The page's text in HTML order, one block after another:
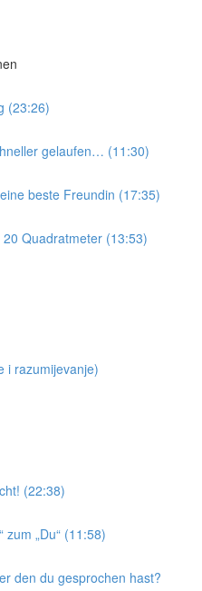
(23:26)
gelaufen… (11:30)
beste Freundin (17:35)
Quadratmeter (13:53)
i razumijevanje)
(22:38)
zum „Du“ (11:58)
den du gesprochen hast?